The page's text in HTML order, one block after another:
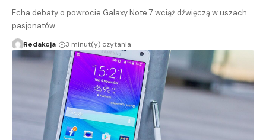
Echa debaty o powrocie Galaxy Note 7 wciąż dźwięczą w uszach
pasjonatów…
Redakcja 3 minut(y) czytania